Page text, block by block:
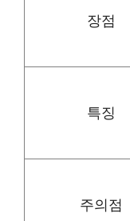
장점
특징
주의점